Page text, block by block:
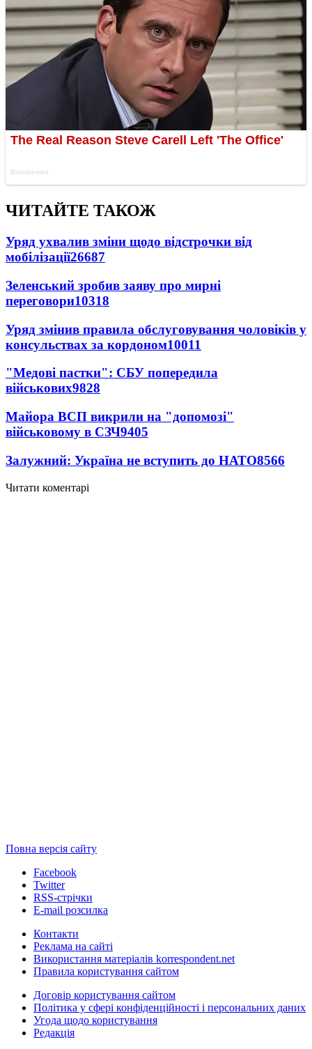
ЧИТАЙТЕ ТАКОЖ
Уряд ухвалив зміни щодо відстрочки від
мобілізації26687
Зеленський зробив заяву про мирні
переговори10318
Уряд змінив правила обслуговування чоловіків у
консульствах за кордоном10011
"Медові пастки": СБУ попередила
військових9828
Майора ВСП викрили на "допомозі"
військовому в СЗЧ9405
Залужний: Україна не вступить до НАТО8566
Читати коментарі
Повна версія сайту
Facebook
Twitter
RSS-стрічки
E-mail розсилка
Контакти
Реклама на сайті
Використання матеріалів korrespondent.net
Правила користування сайтом
Договір користування сайтом
Політика у сфері конфіденційності і персональних даних
Угода щодо користування
Редакція